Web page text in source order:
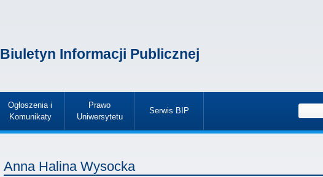
Biuletyn Informacji Publicznej
Ogłoszenia i
Komunikaty
»
Prawo
Uniwersytetu
»
Serwis BIP
»
Anna Halina Wysocka